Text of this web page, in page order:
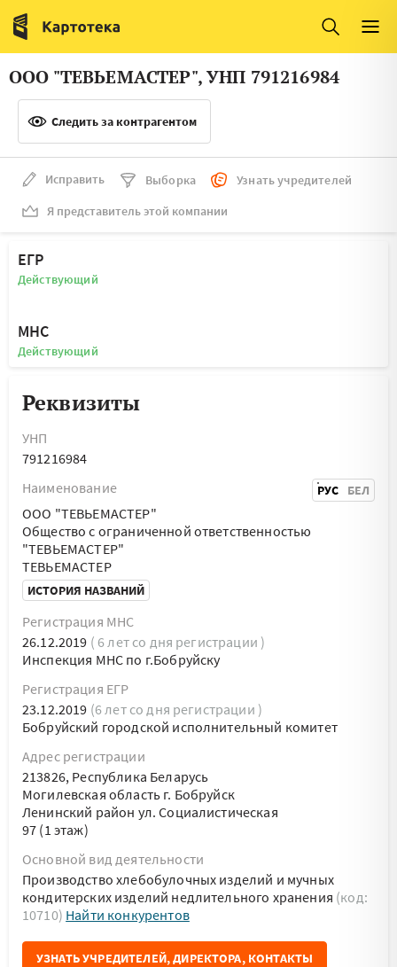
Италия
Люксембург
Литва
Нидерланды
ООО "ТЕВЬЕМАСТЕР", УНП 791216984
Следить за контрагентом
Исправить Выборка
Узнать учредителей
Я представитель этой компании
ЕГР
Действующий
МНС
Действующий
Реквизиты
УНП
791216984
Наименование
РУС БЕЛ
ООО "ТЕВЬЕМАСТЕР"
Общество с ограниченной ответственностью
"ТЕВЬЕМАСТЕР"
ТЕВЬЕМАСТЕР
ИСТОРИЯ НАЗВАНИЙ
Регистрация МНС
26.12.2019 ( 6 лет со дня регистрации )
Инспекция МНС по г.Бобруйску
Регистрация ЕГР
23.12.2019 (6 лет со дня регистрации )
Бобруйский городской исполнительный комитет
Адрес регистрации
213826, Республика Беларусь
Могилевская область г. Бобруйск
Ленинский район ул. Социалистическая
97 (1 этаж)
Основной вид деятельности
Производство хлебобулочных изделий и мучных
кондитерских изделий недлительного хранения (код:
10710) Найти конкурентов
УЗНАТЬ УЧРЕДИТЕЛЕЙ, ДИРЕКТОРА, КОНТАКТЫ